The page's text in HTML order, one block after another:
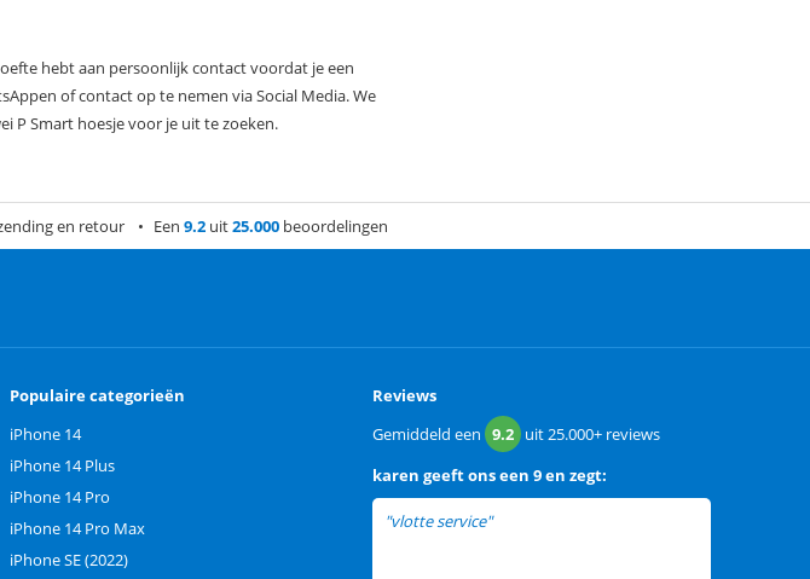
hebt aan persoonlijk contact voordat je een
of contact op te nemen via Social Media. We
P Smart hoesje voor je uit te zoeken.
en retour Een 9.2uit25.000beoordelingen
Populaire categorieën
iPhone 14
iPhone 14 Plus
iPhone 14 Pro
iPhone 14 Pro Max
iPhone SE (2022)
Reviews
Gemiddeld een 9.2 uit25.000+ reviews
karen geeft ons een 9 en zegt:
"vlotte service"